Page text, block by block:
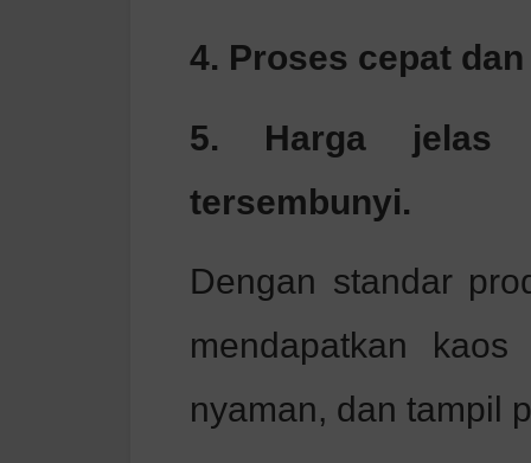
4. Proses cepat
5. Harga jelas
tersembunyi.
Dengan standar
mendapatkan
nyaman, dan tampil